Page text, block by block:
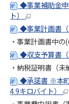
◆事業補助金申
ト）
◆事業計画書
・事業計画書中
◆収支予算書
・納税証明書（未
◆承諾書 ※本町
4.9キロバイト）